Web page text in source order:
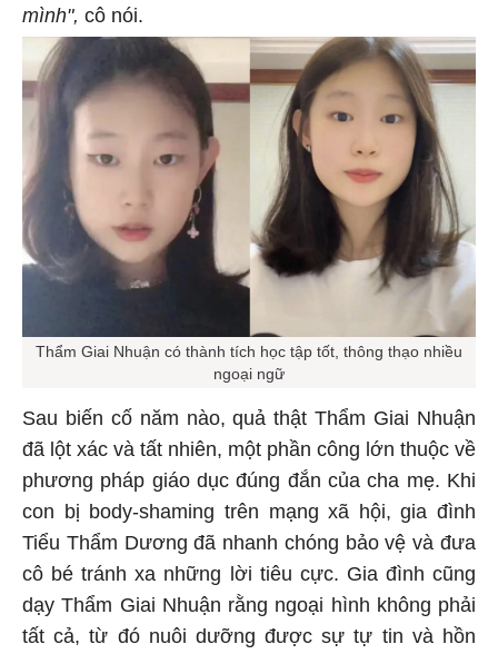
mình", cô nói.
Thẩm Giai Nhuận có thành tích học tập tốt, thông thạo nhiều
ngoại ngữ
Sau biến cố năm nào, quả thật Thẩm Giai Nhuận
đã lột xác và tất nhiên, một phần công lớn thuộc về
phương pháp giáo dục đúng đắn của cha mẹ. Khi
con bị body-shaming trên mạng xã hội, gia đình
Tiểu Thẩm Dương đã nhanh chóng bảo vệ và đưa
cô bé tránh xa những lời tiêu cực. Gia đình cũng
dạy Thẩm Giai Nhuận rằng ngoại hình không phải
tất cả, từ đó nuôi dưỡng được sự tự tin và hồn